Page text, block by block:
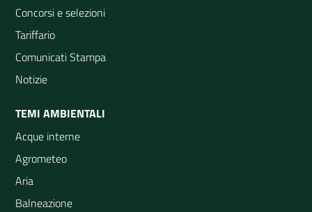
Concorsi e selezioni
Tariffario
Comunicati Stampa
Notizie
TEMI AMBIENTALI
Acque interne
Agrometeo
Aria
Balneazione